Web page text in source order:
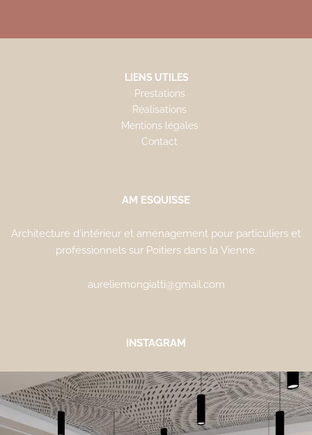
LIENS UTILES
Prestations
Réalisations
Mentions légales
Contact
AM ESQUISSE
Architecture d'intérieur et aménagement pour particuliers et
professionnels sur Poitiers dans la Vienne.
aureliemongiatti@gmail.com
INSTAGRAM